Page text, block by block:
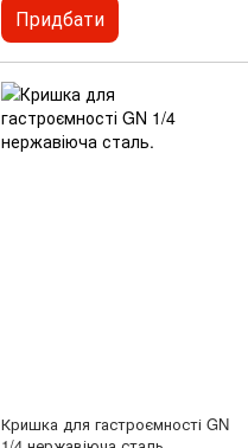
Придбати
Кришка для гастроємності GN